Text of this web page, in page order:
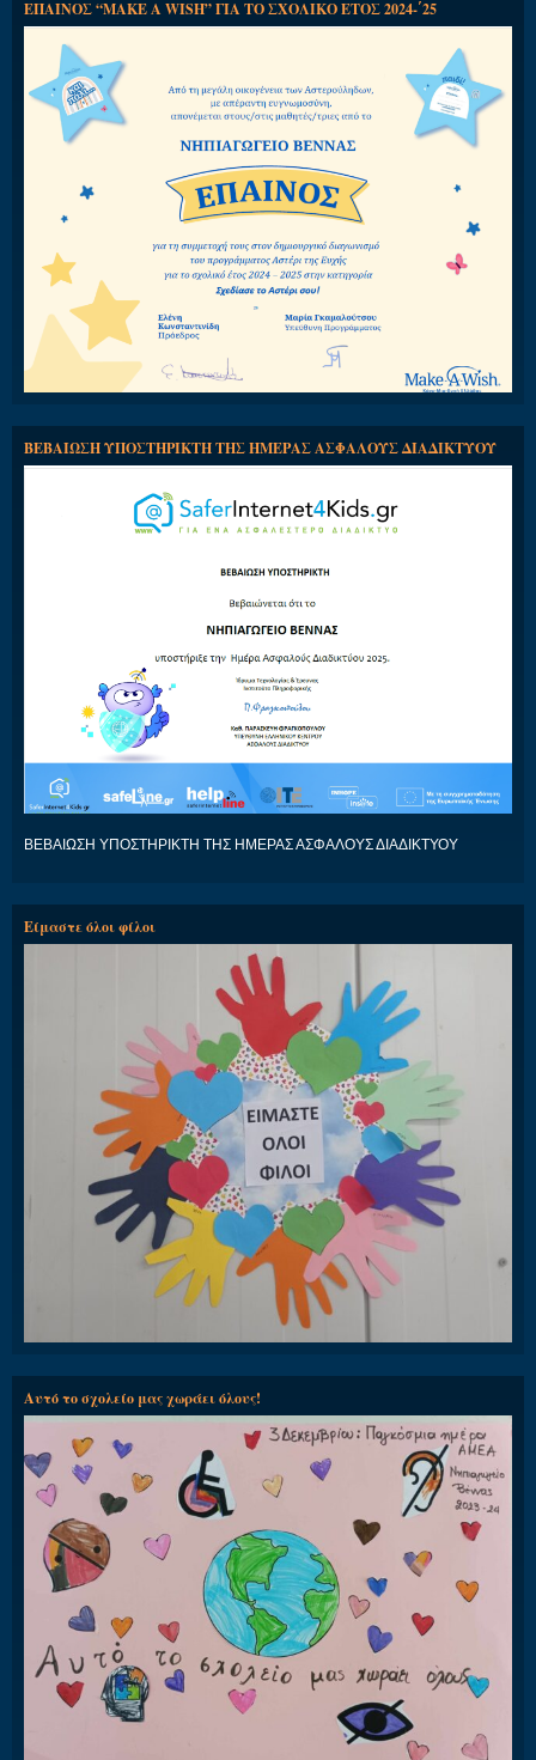
ΕΠΑΙΝΟΣ “MAKE A WISH” ΓΙΑ ΤΟ ΣΧΟΛΙΚΟ ΕΤΟΣ 2024-΄25
ΒΕΒΑΙΩΣΗ ΥΠΟΣΤΗΡΙΚΤΗ ΤΗΣ ΗΜΕΡΑΣ ΑΣΦΑΛΟΥΣ ΔΙΑΔΙΚΤΥΟΥ
ΒΕΒΑΙΩΣΗ ΥΠΟΣΤΗΡΙΚΤΗ ΤΗΣ ΗΜΕΡΑΣ ΑΣΦΑΛΟΥΣ ΔΙΑΔΙΚΤΥΟΥ
Είμαστε όλοι φίλοι
Αυτό το σχολείο μας χωράει όλους!